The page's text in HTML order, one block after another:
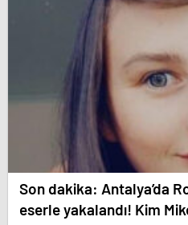
Son dakika: Antalya’da
eserle yakalandı! Kim